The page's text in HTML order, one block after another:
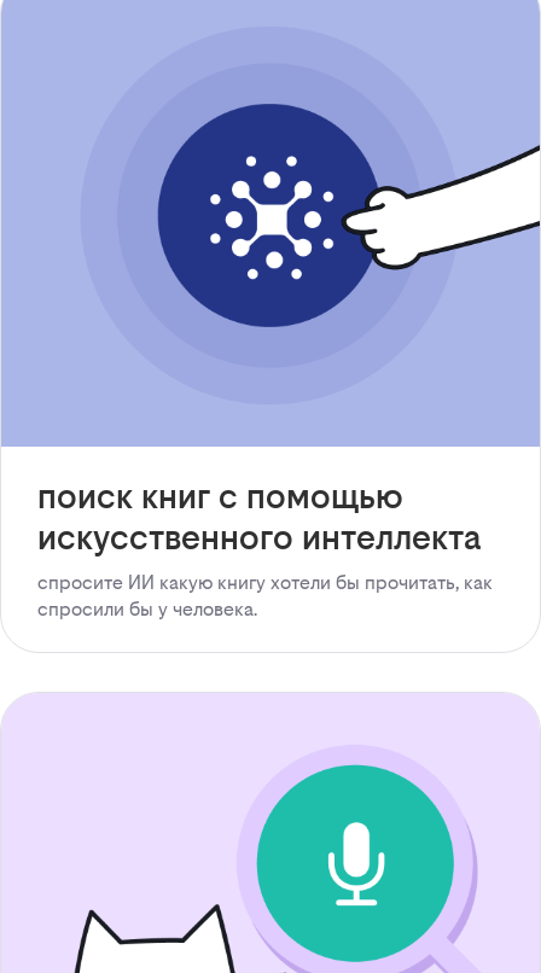
поиск книг с помощью
искусственного интеллекта
спросите ИИ какую книгу хотели бы прочитать, как
спросили бы у человека.